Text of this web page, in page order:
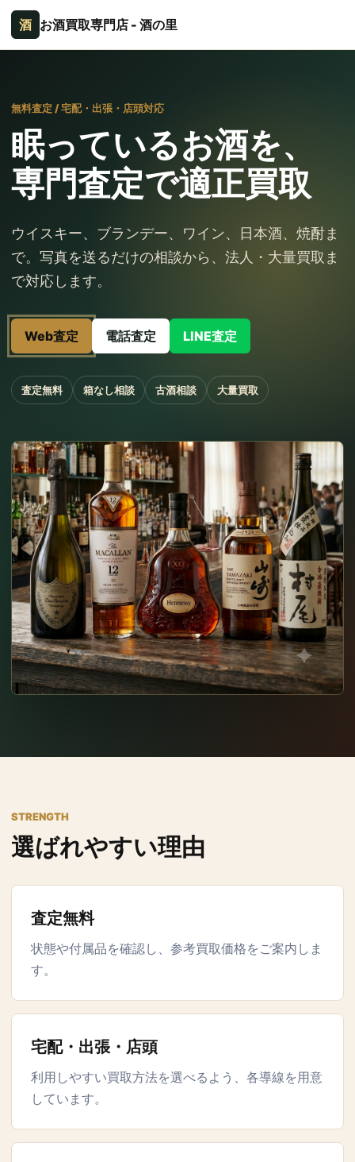
酒 お酒買取専門店 - 酒の里
無料査定 / 宅配・出張・店頭対応
眠っているお酒を、
専門査定で適正買取
ウイスキー、ブランデー、ワイン、日本酒、焼酎ま
で。写真を送るだけの相談から、法人・大量買取ま
で対応します。
Web査定 電話査定 LINE査定
査定無料 箱なし相談 古酒相談 大量買取
STRENGTH
選ばれやすい理由
査定無料
状態や付属品を確認し、参考買取価格をご案内しま
す。
宅配・出張・店頭
利用しやすい買取方法を選べるよう、各導線を用意
しています。